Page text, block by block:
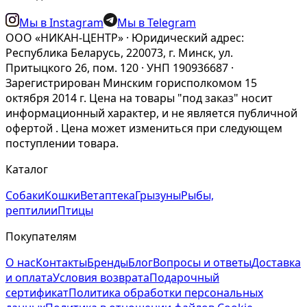
Мы в Instagram
Мы в Telegram
ООО «НИКАН-ЦЕНТР» · Юридический адрес:
Республика Беларусь, 220073, г. Минск, ул.
Притыцкого 26, пом. 120 · УНП 190936687 ·
Зарегистрирован Минским горисполкомом 15
октября 2014 г. Цена на товары "под заказ" носит
информационный характер, и не является публичной
офертой . Цена может измениться при следующем
поступлении товара.
Каталог
СобакиКошкиВетаптекаГрызуныРыбы,
рептилииПтицы
Покупателям
О насКонтактыБрендыБлогВопросы и ответыДоставка
и оплатаУсловия возвратаПодарочный
сертификатПолитика обработки персональных